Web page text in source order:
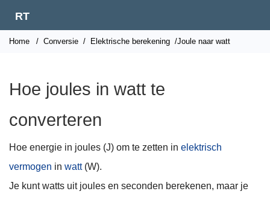
RT
Home / Conversie / Elektrische berekening /Joule naar watt
Hoe joules in watt te
converteren
Hoe energie in joules (J) om te zetten in elektrisch
vermogen in watt(W).
Je kunt watts uit joules en seconden berekenen, maar je